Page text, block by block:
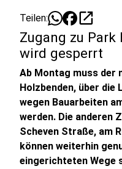
Teilen: open_in_new
Zugang zu Park
wird gesperrt
Ab Montag muss der
Holzbenden, über die
wegen Bauarbeiten
werden. Die anderen
Scheven Straße, am
können weiterhin
eingerichteten Wege